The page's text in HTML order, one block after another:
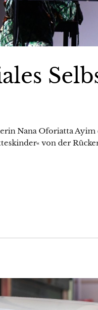
Nana Oforiatta
von der